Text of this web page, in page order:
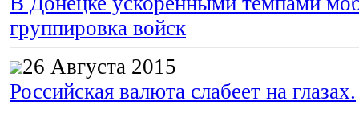
группировка войск
26 Августа 2015
Российская валюта слабеет на глазах.